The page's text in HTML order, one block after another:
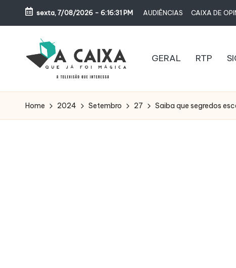
Skip
content
sexta, 7/08/2026 - 6:16:32 PM AUDIÊNCIAS CAIXA DE
A
C
Audiências,
Programas,
GERAL RTP
Home 2024 Setembro 27 Saiba que segredos